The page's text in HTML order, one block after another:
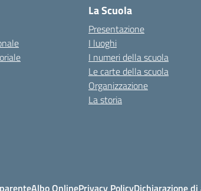
La Scuola
Presentazione
I luoghi
I numeri della scuola
Le carte della scuola
Organizzazione
La storia
Albo OnlinePrivacy PolicyDichiarazione